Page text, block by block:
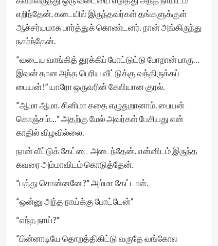
எறிந்தேன். கடையில் இருந்தவர்கள் தங்களுக்குள்
ஆச்சர்யமாக பார்த்துக் கொண்டனர். நான் அங்கிருந்து
நகர்ந்தேன்.
“வடைய வாங்கித் தூக்கிப் போட்டுட்டு போறான் பாரு…
இவன் தான அந்த பெரிய வீட்டுக்கு வந்திருக்கப்
பையன்!” யாரோ ஒருவரின் கேலியான குரல்.
“ஆமா ஆமா. சினிமா கதை எழுதுறானாம். பையன்
கொஞ்சம்…” அதற்கு மேல் அவர்கள் பேசியது என்
காதில் விழவில்லை.
நான் வீட்டுக் கேட்டை அடைந்தேன். என்னிடம் இருந்த
கவரை அம்மாவிடம் கொடுத்தேன்.
“பத்து சொன்னனே?” அம்மா கேட்டாள்.
“ஒன்னு அந்த நாய்க்கு போட்டேன்”
“எந்த நாய்?”
“பின்னாடியே தொறத்திகிட்டு வருதே வங்கோல